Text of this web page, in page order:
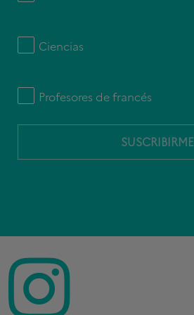
Ciencias
Profesores de francés
SUSCRIBIRME